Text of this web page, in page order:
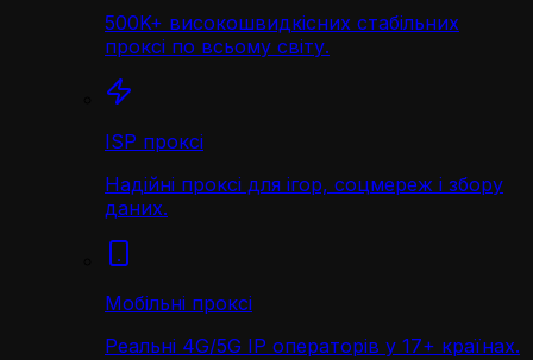
500K+ високошвидкісних стабільних
проксі по всьому світу.
ISP проксі
Надійні проксі для ігор, соцмереж і збору
даних.
Мобільні проксі
Реальні 4G/5G IP операторів у 17+ країнах.